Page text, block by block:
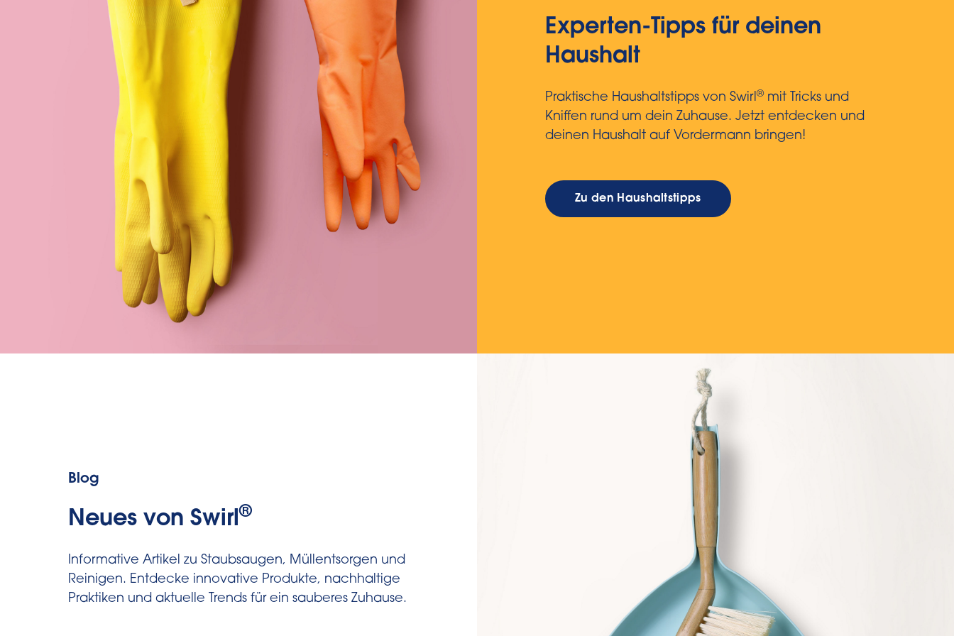
Experten-Tipps für deinen
Haushalt
Praktische Haushaltstipps von Swirl®mit Tricks und
Kniffen rund um dein Zuhause. Jetzt entdecken und
deinen Haushalt auf Vordermann bringen!
Zu den Haushaltstipps
Blog
Neues von Swirl®
Informative Artikel zu Staubsaugen, Müllentsorgen und
Reinigen. Entdecke innovative Produkte, nachhaltige
Praktiken und aktuelle Trends für ein sauberes Zuhause.